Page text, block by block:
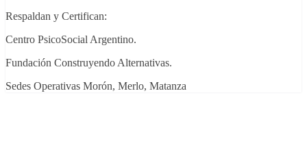
Respaldan y Certifican:
Centro PsicoSocial Argentino.
Fundación Construyendo Alternativas.
Sedes Operativas Morón, Merlo, Matanza